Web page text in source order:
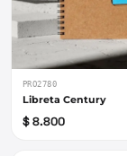
PRO2780
Libreta Century
$ 8.800